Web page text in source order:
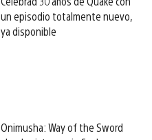
un episodio totalmente nuevo,
ya disponible
Onimusha: Way of the Sword